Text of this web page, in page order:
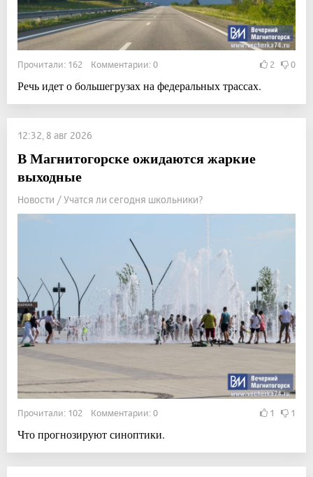
Прочитали: 162 Комментарии: 0 2 0
Речь идет о большегрузах на федеральных трассах.
12:32, 8 авг 2026
В Магнитогорске ожидаются жаркие
выходные
Новости / Учатся ли сегодня школьники?
Прочитали: 102 Комментарии: 0 1 1
Что прогнозируют синоптики.